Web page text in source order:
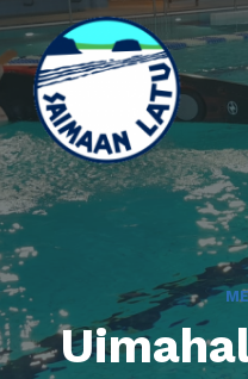
Siirry
sisältöön